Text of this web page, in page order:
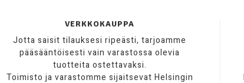
VERKKOKAUPPA
Jotta saisit tilauksesi ripeästi, tarjoamme
pääsääntöisesti vain varastossa olevia
tuotteita ostettavaksi.
Toimisto ja varastomme sijaitsevat Helsingin